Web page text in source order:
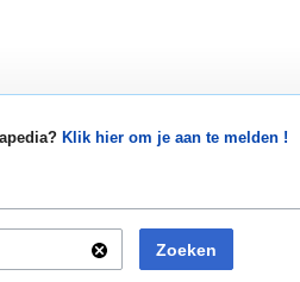
Klik hier om je aan te melden !
Zoeken